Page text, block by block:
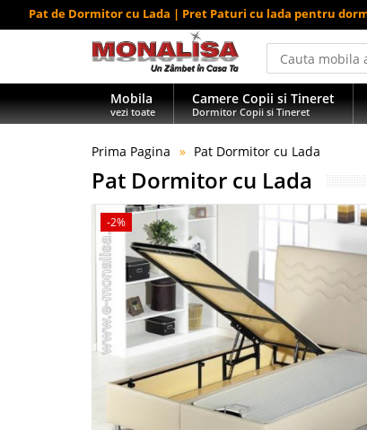
Pat de Dormitor cu Lada | Pret Paturi cu lada pentru
Mobila
vezi toate
Camere Copii si Tineret
Dormitor Copii si Tineret
Prima Pagina Pat Dormitor cu Lada
Pat Dormitor cu Lada
-2%